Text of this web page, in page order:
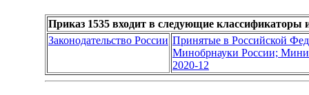
Приказ 1535 входит в следующие классификаторы
Законодательство России Принятые в Российской
Минобрнауки России;
2020-12